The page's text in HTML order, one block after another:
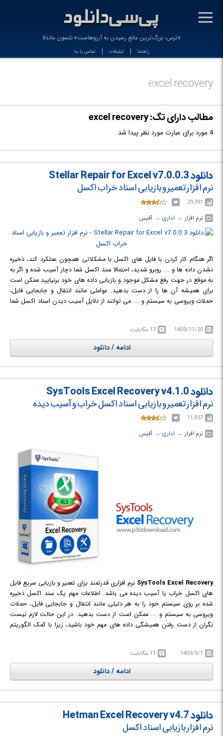
-
«ترس، بزرگ‌ترین مانع رسیدن به آرزوهاست» نلسون ماندلا
راهنما تبلیغات تماس با ما
excel recovery
مطالب دارای تگ: excel recovery
4 مورد برای عبارت مورد نظر پیدا شد.
دانلود Stellar Repair for Excel v7.0.0.3
نرم افزار تعمیر و بازیابی اسناد خراب اکسل
29,391
نرم افزار ← ‏ اداری ← ‏ آفیس
اگر هنگام کار کردن با فایل های اکسل با مشکلاتی همچون عملکرد کند، ذخیره
نشدن داده ها و ... روبرو شدید، احتمالا سند اکسل شما دچار آسیب شده و اگر به
به موقع در جهت رفع مشکل موجود و بازیابی داده های خود برنیایید ممکن است
برای همیشه آن ها را از دست بدهید. عواملی مانند انتقال و جابجایی فایل،
حملات ویروسی به سیستم و ... می توانند از دلایل آسیب دیدن اسناد اکسل شما
Repair for Excel با شناسایی خرابی های موجود، برطرف کردن آن ها و بازیابی
مجدد فایل اکسل، آن را مجددا قابل استفاده می کند. در ضمن با کمک این نرم
افزار می توانید گروهی از فایل های اکسل را به طور همزمان تعمیر کنید.
1403/11/20 17 مگابایت
ادامه / دانلود
دانلود SysTools Excel Recovery v4.1.0
نرم افزار تعمیر و بازیابی اسناد اکسل خراب و آسیب دیده
11,837
نرم افزار ← ‏ اداری ← ‏ آفیس
SysTools Excel Recovery نرم افزاری قدرتمند برای تعمیر و بازیابی سریع فایل
های اکسل خراب یا آسیب دیده می باشد. اطلاعات مهم یک سند اکسل ذخیره
شده بر روی سیستم خود را به هر دلیلی مانند انتقال و جابجایی فایل، حملات
ویروسی به سیستم و ... ممکن است از دست بدهید. در این حالت لازم نیست
نگران از دست رفتن همیشگی داده های مهم خود باشید، زیرا با کمک الگوریتم
فایل اکسل به صورت همزمان می باشد، به گونه ای که هر فایل اکسل نیز می
تواند شامل چندین صفحه از داده های از دست رفته باشد.
1403/5/1 11 مگابایت
ادامه / دانلود
دانلود Hetman Excel Recovery v4.7
نرم افزار بازیابی اسناد اکسل